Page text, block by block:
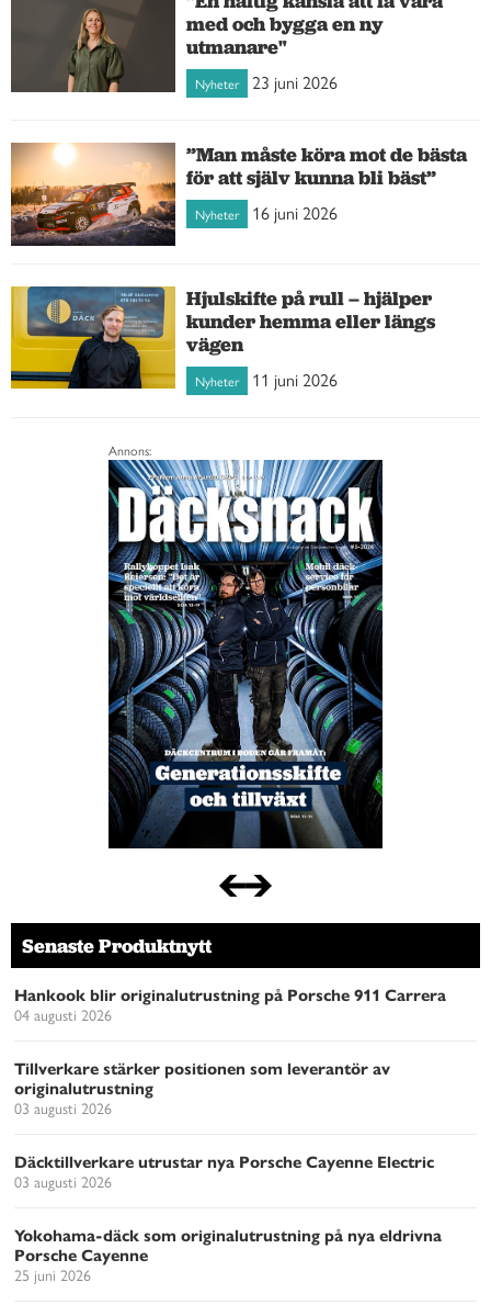
med och bygga en ny
utmanare"
Nyheter 23 juni 2026
”Man måste köra mot de bästa
för att själv kunna bli bäst”
Nyheter 16 juni 2026
Hjulskifte på rull – hjälper
kunder hemma eller längs
vägen
Nyheter 11 juni 2026
Annons:
Senaste Produktnytt
Hankook blir originalutrustning på Porsche 911 Carrera
04 augusti 2026
Tillverkare stärker positionen som leverantör av
originalutrustning
03 augusti 2026
Däcktillverkare utrustar nya Porsche Cayenne Electric
03 augusti 2026
Yokohama-däck som originalutrustning på nya eldrivna
Porsche Cayenne
25 juni 2026